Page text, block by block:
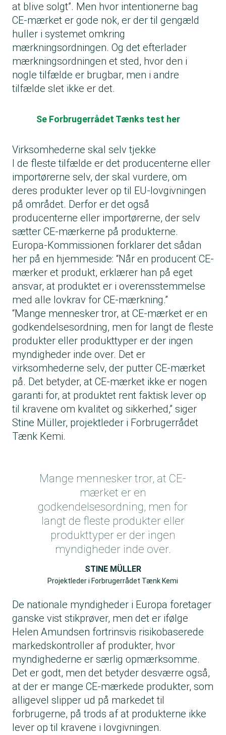
at blive solgt”. Men hvor intentionerne bag
CE-mærket er gode nok, er der til gengæld
huller i systemet omkring
mærkningsordningen. Og det efterlader
mærkningsordningen et sted, hvor den i
nogle tilfælde er brugbar, men i andre
tilfælde slet ikke er det.
Se Forbrugerrådet Tænks test her
Virksomhederne skal selv tjekke
I de fleste tilfælde er det producenterne eller
importørerne selv, der skal vurdere, om
deres produkter lever op til EU-lovgivningen
på området. Derfor er det også
producenterne eller importørerne, der selv
sætter CE-mærkerne på produkterne.
Europa-Kommissionen forklarer det sådan
her på en hjemmeside: “Når en producent CE-
mærker et produkt, erklærer han på eget
ansvar, at produktet er i overensstemmelse
med alle lovkrav for CE-mærkning.”
“Mange mennesker tror, at CE-mærket er en
godkendelsesordning, men for langt de fleste
produkter eller produkttyper er der ingen
myndigheder inde over. Det er
virksomhederne selv, der putter CE-mærket
på. Det betyder, at CE-mærket ikke er nogen
garanti for, at produktet rent faktisk lever op
til kravene om kvalitet og sikkerhed,” siger
Stine Müller, projektleder i Forbrugerrådet
Tænk Kemi.
Mange mennesker tror, at CE-
mærket er en
godkendelsesordning, men for
langt de fleste produkter eller
produkttyper er der ingen
myndigheder inde over.
STINE MÜLLER
Projektleder i Forbrugerrådet Tænk Kemi
De nationale myndigheder i Europa foretager
ganske vist stikprøver, men det er ifølge
Helen Amundsen fortrinsvis risikobaserede
markedskontroller af produkter, hvor
myndighederne er særlig opmærksomme.
Det er godt, men det betyder desværre også,
at der er mange CE-mærkede produkter, som
alligevel slipper ud på markedet til
forbrugerne, på trods af at produkterne ikke
lever op til kravene i lovgivningen.